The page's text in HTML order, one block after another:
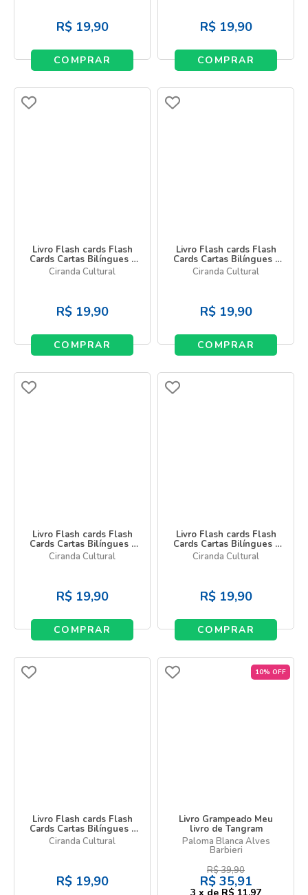
R$ 19,90
COMPRAR
R$ 19,90
COMPRAR
Livro Flash cards Flash
Cards Cartas Bilíngues -
Animais - Animals
Ciranda Cultural
R$ 19,90
COMPRAR
Livro Flash cards Flash
Cards Cartas Bilíngues -
Corpo Humano - Human
Body
Ciranda Cultural
R$ 19,90
COMPRAR
Livro Flash cards Flash
Cards Cartas Bilíngues -
Meu Mundo - My World
Ciranda Cultural
R$ 19,90
COMPRAR
Livro Flash cards Flash
Cards Cartas Bilíngues -
Números e Formas -
Numbers and Shapes
Ciranda Cultural
R$ 19,90
COMPRAR
Livro Flash cards Flash
Cards Cartas Bilíngues -
Primeiras Palavras - First
Words
Ciranda Cultural
R$ 19,90
10% OFF
Livro Grampeado Meu
livro de Tangram
Paloma Blanca Alves
Barbieri
R$39,90
R$ 35,91